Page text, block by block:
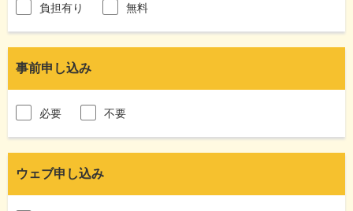
負担有り 無料
事前申し込み
必要 不要
ウェブ申し込み